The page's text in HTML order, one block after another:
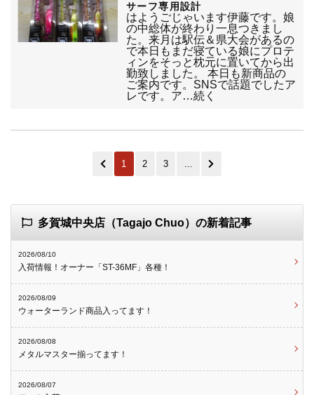
サーフ専用設計
はようごじゃいます伊藤です。娘
の中総体が終わり一息つきまし
た。来月は駅伝＆県大会があるの
で本日もまだ寝ている娘にプロテ
ィンをそっと枕元に置いてから出
勤致しました。 本日も新商品の
ご案内です。SNSで話題でしたア
レです。ア…続く
1 2 3 ...
多賀城中央店（Tagajo Chuo）の新着記事
2026/08/10
入荷情報！オーナー「ST-36MF」各種！
2026/08/09
ウォーターランド商品入ってます！
2026/08/08
メタルマスター揃ってます！
2026/08/07